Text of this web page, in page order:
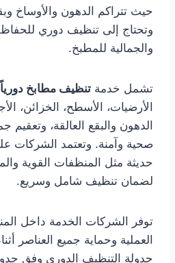
حيث تتراكم الدهون والأوساخ
وتحتاج إلى تنظيف دوري للحفاظ
والجمالية للمطبخ.
تشمل خدمة تنظيف مطابخ
الأرضيات، الأسطح، الخزائن،
الدهون والبقع العالقة،
صحية وآمنة. وتعتمد الشركات
حديثة مثل المنظفات القوية
لضمان تنظيف شامل وسريع.
توفر الشركات الخدمة داخل
العملية وحماية جميع العناصر
جدولة التنظيف الدوري وفق